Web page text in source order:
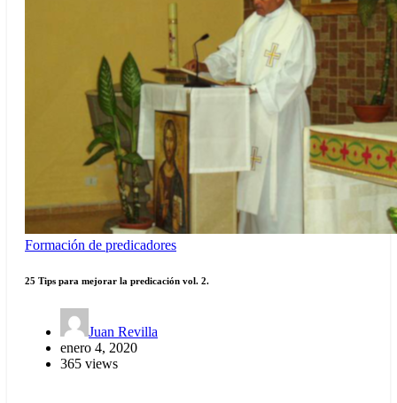
Formación de predicadores
25 Tips para mejorar la predicación vol. 2.
Juan Revilla
enero 4, 2020
365 views